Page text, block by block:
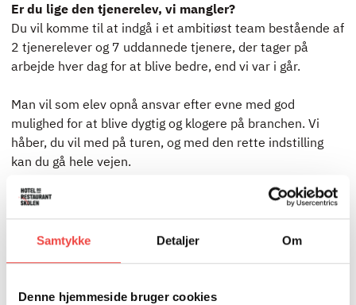
Samtykke Detaljer Om
Denne hjemmeside bruger cookies
Er du lige den tjenerelev, vi mangler?
Du vil komme til at indgå i et ambitiøst team bestående af
2 tjenerelever og 7 uddannede tjenere, der tager på
arbejde hver dag for at blive bedre, end vi var i går.
Man vil som elev opnå ansvar efter evne med god
mulighed for at blive dygtig og klogere på branchen. Vi
håber, du vil med på turen, og med den rette indstilling
kan du gå hele vejen.
Du er velkommen til at kigge forbi efter aftale, hvis det
kunne være noget for dig.
2840 Holte